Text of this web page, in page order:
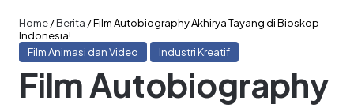
Home/Berita /Film Autobiography Akhirya Tayang di Bioskop
Indonesia!
Film Animasi dan Video
Industri Kreatif
Film Autobiography